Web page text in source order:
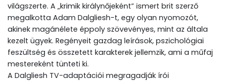
világszerte. A „krimik királynőjeként” ismert brit szerző
megalkotta Adam Dalgliesh-t, egy olyan nyomozót,
akinek magánélete éppoly szövevényes, mint az általa
kezelt ügyek. Regényeit gazdag leírások, pszichológiai
feszültség és összetett karakterek jellemzik, ami a műfaj
mestereként tünteti ki.
A Dalgliesh TV-adaptációi megragadják írói